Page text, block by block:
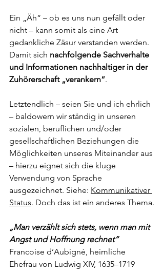
Ein „Äh“ – ob es uns nun gefällt oder
nicht – kann somit als eine Art
gedankliche Zäsur verstanden werden.
Damit sich nachfolgende Sachverhalte
und Informationen nachhaltiger in der
Zuhörerschaft „verankern“.
Letztendlich – seien Sie und ich ehrlich
– baldowern wir ständig in unseren
sozialen, beruflichen und/oder
gesellschaftlichen Beziehungen die
Möglichkeiten unseres Miteinander aus
– hierzu eignet sich die kluge
Verwendung von Sprache
ausgezeichnet. Siehe: Kommunikativer
Status. Doch das ist ein anderes Thema.
„Man verzählt sich stets, wenn man mit
Angst und Hoffnung rechnet“
Francoise d’Aubigné, heimliche
Ehefrau von Ludwig XIV, 1635–1719